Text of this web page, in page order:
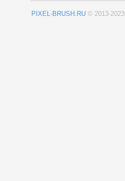
PIXEL-BRUSH.RU © 2013-